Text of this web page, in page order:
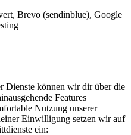
Brevo (sendinblue), Google
Dienste können wir dir über die
Features
Nutzung unserer
Einwilligung setzen wir auf
ein: